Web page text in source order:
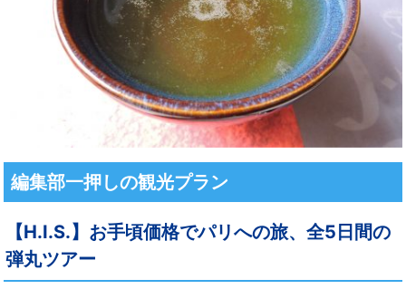
編集部一押しの観光プラン
【H.I.S.】お手頃価格でパリへの旅、全5日間の
弾丸ツアー